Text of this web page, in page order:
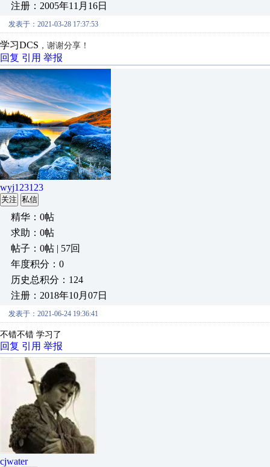
注册：2005年11月16日
发表于：2021-03-28 17:37:53
学习DCS ，谢谢分享！
回复 引用 举报
wyj123123
关注 私信
精华：0帖
求助：0帖
帖子：0帖 | 57回
年度积分：0
历史总积分：124
注册：2018年10月07日
发表于：2021-06-24 19:36:41
不错不错 学习了
回复 引用 举报
cjwater